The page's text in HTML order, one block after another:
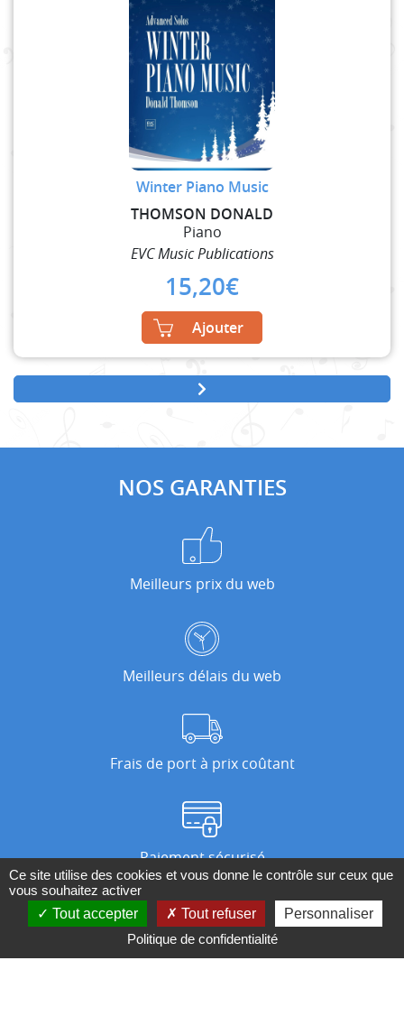
Winter Piano Music
THOMSON DONALD
Piano
EVC Music Publications
15,20€
Ajouter
NOS GARANTIES
Meilleurs prix du web
Meilleurs délais du web
Frais de port à prix coûtant
Paiement sécurisé
Nos magasins
Ce site utilise des cookies et vous donne le contrôle sur ceux que
vous souhaitez activer
Tout accepter
Tout refuser
Personnaliser
Politique de confidentialité